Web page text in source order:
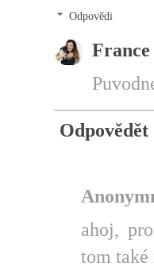
Odpovědi
Odpovědět
ahoj,
tom také